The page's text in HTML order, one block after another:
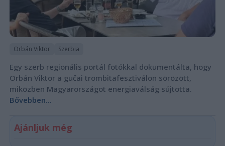
Orbán Viktor Szerbia
Egy szerb regionális portál fotókkal dokumentálta, hogy
Orbán Viktor a gučai trombitafesztiválon sörözött,
miközben Magyarországot energiaválság sújtotta.
Bővebben...
Ajánljuk még